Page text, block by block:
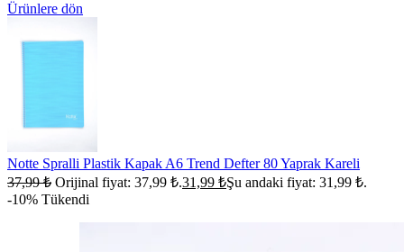
Ürünlere dön
Notte Spralli Plastik Kapak A6 Trend Defter 80 Yaprak Kareli
37,99₺ Orijinal fiyat: 37,99 ₺.31,99 ₺Şu andaki fiyat: 31,99 ₺.
-10% Tükendi